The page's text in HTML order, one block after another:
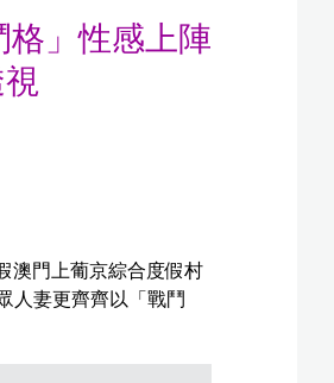
」性感上陣
澳門上葡京綜合度假村
人妻更齊齊以「戰鬥